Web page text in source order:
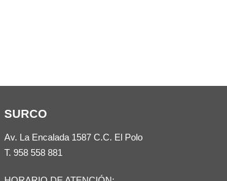
SURCO
Av. La Encalada 1587 C.C. El Polo
T. 958 558 881